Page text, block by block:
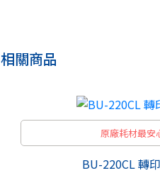
相關商品
原廠耗材最安
BU-220CL 轉